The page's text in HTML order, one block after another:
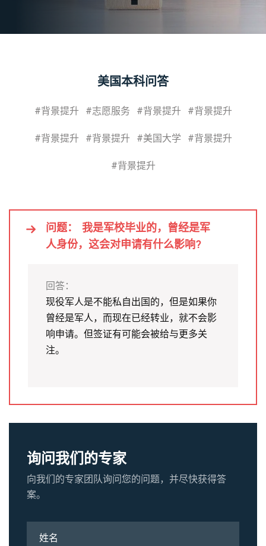
美国本科问答
#背景提升 #志愿服务 #背景提升 #背景提升
#背景提升 #背景提升 #美国大学 #背景提升
#背景提升
问题：
我是军校毕业的，曾经是军
人身份，这会对申请有什么影响?
回答：
现役军人是不能私自出国的，但是如果你
曾经是军人，而现在已经转业，就不会影
响申请。但签证有可能会被给与更多关
注。
询问我们的专家
向我们的专家团队询问您的问题，并尽快获得答
案。